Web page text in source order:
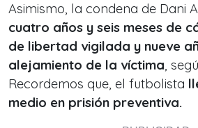
Asimismo, la condena de Dani
cuatro años y seis meses de
de libertad vigilada y nueve
alejamiento de la víctima,
Recordemos que, el futbolista
medio en prisión preventiva.